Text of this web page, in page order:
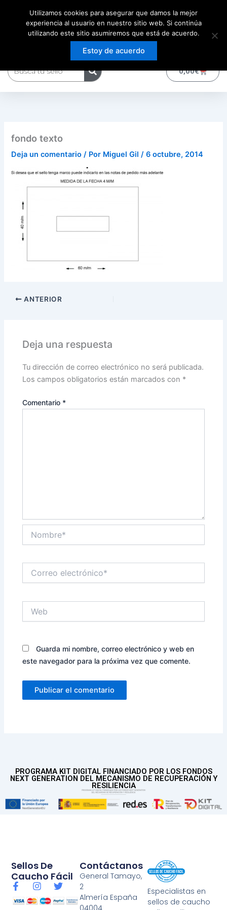
contenido
0,00€Carrito
fondo texto
Deja un comentario / Por Miguel Gil /6 octubre, 2014
ANTERIOR
Deja una respuesta
Tu dirección de correo electrónico no será publicada.
Los campos obligatorios están marcados con *
Comentario *
electrónico*
Guarda mi nombre, correo electrónico y web en
este navegador para la próxima vez que comente.
PROGRAMA KIT DIGITAL FINANCIADO POR LOS FONDOS
NEXT GENERATION DEL MECANISMO DE RECUPERACIÓN Y
RESILIENCIA
Especialistas en
sellos de caucho
Contáctanos
General Tamayo,
2
Almería España
04004
Sellos De
Caucho Fácil
F
a
c
I
s
T
i
Utilizamos cookies para asegurar que damos la mejor
experiencia al usuario en nuestro sitio web. Si continúa
utilizando este sitio asumiremos que está de acuerdo.
Estoy de acuerdo